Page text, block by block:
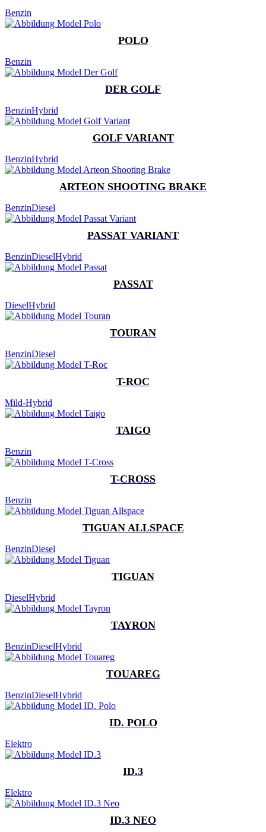
Benzin
POLO
Benzin
DER GOLF
BenzinHybrid
GOLF VARIANT
BenzinHybrid
ARTEON SHOOTING BRAKE
BenzinDiesel
PASSAT VARIANT
BenzinDieselHybrid
PASSAT
DieselHybrid
TOURAN
BenzinDiesel
T-ROC
Mild-Hybrid
TAIGO
Benzin
T-CROSS
Benzin
TIGUAN ALLSPACE
BenzinDiesel
TIGUAN
DieselHybrid
TAYRON
BenzinDieselHybrid
TOUAREG
BenzinDieselHybrid
ID. POLO
Elektro
ID.3
Elektro
ID.3 NEO